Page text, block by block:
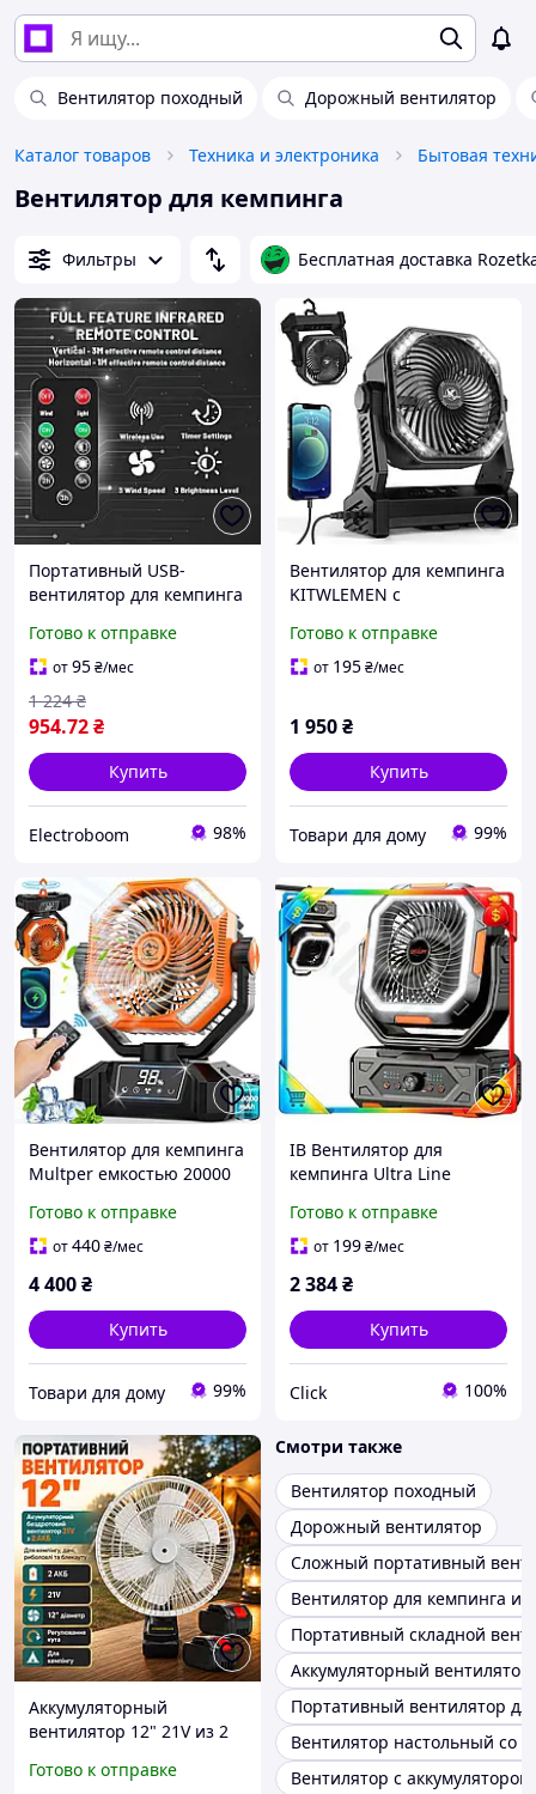
Вентилятор походный Дорожный вентилятор
Каталог товаров Техника и электроника Бытовая
Вентилятор для кемпинга
Фильтры Бесплатная доставка
Портативный USB-
вентилятор для кемпинга
Готово к отправке
от95₴/мес
954.72₴
1 224 ₴
Купить
Electroboom 98%
Вентилятор для кемпинга
KITWLEMEN с
- максимальное
охлаждение 58 часов
Готово к отправке
от 195₴/мес
1 950₴
Купить
Товари для дому 99%
Вентилятор для кемпинга
Multper емкостью 20000
фонарем, 65 часов
работы
Готово к отправке
от440₴/мес
4 400₴
Купить
Товари для дому 99%
ІВ Вентилятор для
кемпинга Ultra Line
аккумуляторный 20000
мАч с пультом и LED
Готово к отправке
от 199₴/мес
2 384₴
Купить
Click 100%
Аккумуляторный
вентилятор 12" 21V из 2
настольный вентилятор
Готово к отправке
Смотри также
Вентилятор походный
Дорожный вентилятор
Сложный портативный
Вентилятор для кемпинга и
Портативный складной
Аккумуляторный
Портативный вентилятор
Вентилятор настольный со
Вентилятор с